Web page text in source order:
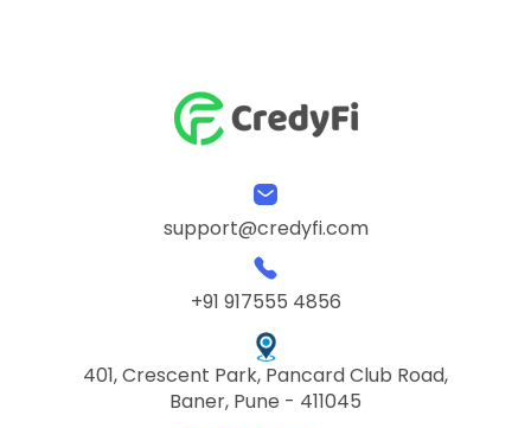
support@credyfi.com
+91 917555 4856
401, Crescent Park, Pancard Club Road,
Baner, Pune - 411045